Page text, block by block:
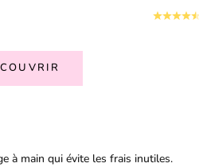
à main qui évite les frais inutiles.